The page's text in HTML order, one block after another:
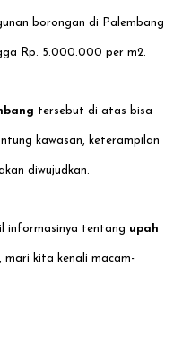
borongan di Palembang
Rp. 5.000.000 per m2.
tersebut di atas bisa
kawasan, keterampilan
diwujudkan.
informasinya tentang upah
, mari kita kenali macam-